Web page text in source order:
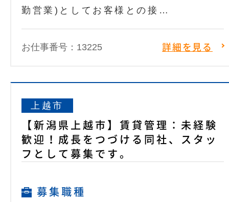
勤営業)としてお客様との接…
お仕事番号：13225 詳細を見る
上越市
【新潟県上越市】賃貸管理：未経験
歓迎！成長をつづける同社、スタッ
フとして募集です。
募集職種